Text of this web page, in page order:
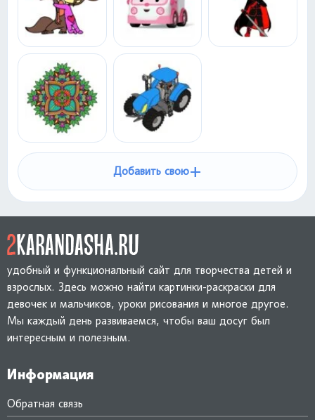
Добавить свою+
удобный и функциональный сайт для творчества детей и
взрослых. Здесь можно найти картинки-раскраски для
девочек и мальчиков, уроки рисования и многое другое.
Мы каждый день развиваемся, чтобы ваш досуг был
интересным и полезным.
Информация
Обратная связь